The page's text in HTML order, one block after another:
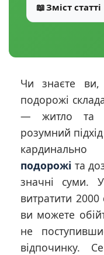
📖Зміст статті
Чи знаєте ви,
подорожі
— житло та
розумний
подорожі та
значні суми.
витратити
ви можете
не
відпочинку.